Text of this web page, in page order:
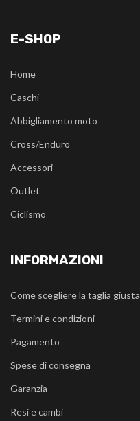
E-SHOP
Home
Caschi
Abbigliamento moto
Cross/Enduro
Accessori
Outlet
Ciclismo
INFORMAZIONI
Come scegliere la taglia giusta
Termini e condizioni
Pagamento
Spese di consegna
Garanzia
Resi e cambi